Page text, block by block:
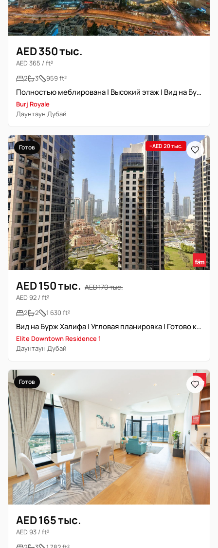
AED 350 тыс.
AED 365 / ft²
2
3 959 ft²
Полностью меблирована | Высокий этаж | Вид на Бурж Халифа
Burj Royale
Даунтаун Дубай
Готов −AED 20 тыс.
AED 150 тыс. AED 170 тыс.
AED 92 / ft²
2
2 1 630 ft²
Вид на Бурж Халифа | Угловая планировка | Готово к заселению
Elite Downtown Residence 1
Даунтаун Дубай
Готов
AED 165 тыс.
AED 93 / ft²